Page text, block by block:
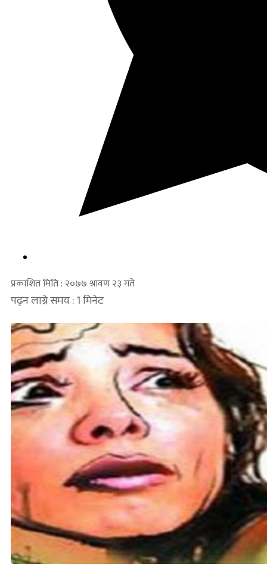
प्रकाशित मिति : २०७७ श्रावण २३ गते
पढ्न लाग्ने समय : 1 मिनेट